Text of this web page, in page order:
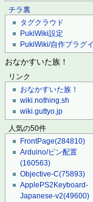
チラ裏
タグクラウド
PukiWiki設定
PukiWiki/自作プラグ
おなかすいた族！
リンク
おなかすいた族！
wiki.nothing.sh
wiki.guttyo.jp
人気の50件
FrontPage(284810)
Arduino/ピン配置
(160563)
Objective-C(75893)
ApplePS2Keyboard-
Japanese-v2(49600)